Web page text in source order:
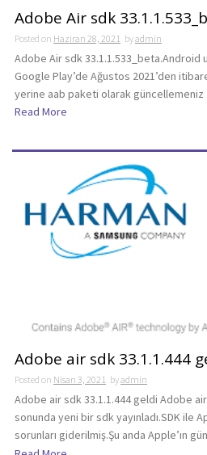
Adobe Air sdk
Posted on Haziran 28, 2021 byadmin
Adobe Air sdk 33.1.1.533_beta.Android
Google Play’de Ağustos 2021’den
yerine aab paketi olarak güncellemeniz
Read More
Adobe air sdk 33.1.1.444
Posted on Nisan 3, 2021 byadmin
Adobe air sdk 33.1.1.444 geldi Adobe air
sonunda yeni bir sdk yayınladı.SDK ile
sorunları giderilmiş.Şu anda Apple’ın